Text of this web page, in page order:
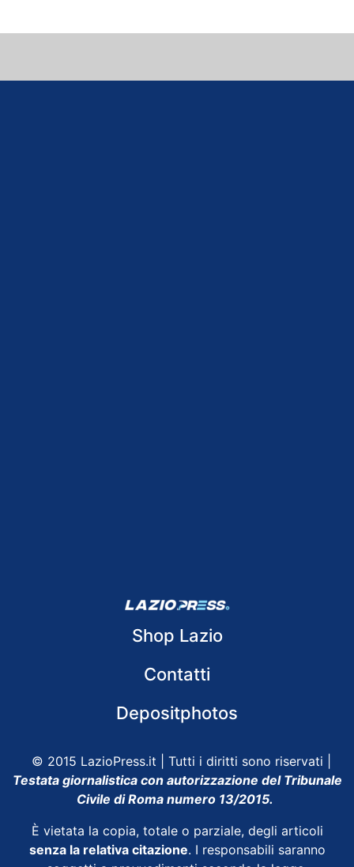
Shop Lazio
Contatti
Depositphotos
© 2015 LazioPress.it | Tutti i diritti sono riservati |
Testata giornalistica con autorizzazione del Tribunale
Civile di Roma numero 13/2015.
È vietata la copia, totale o parziale, degli articoli
senza la relativa citazione. I responsabili saranno